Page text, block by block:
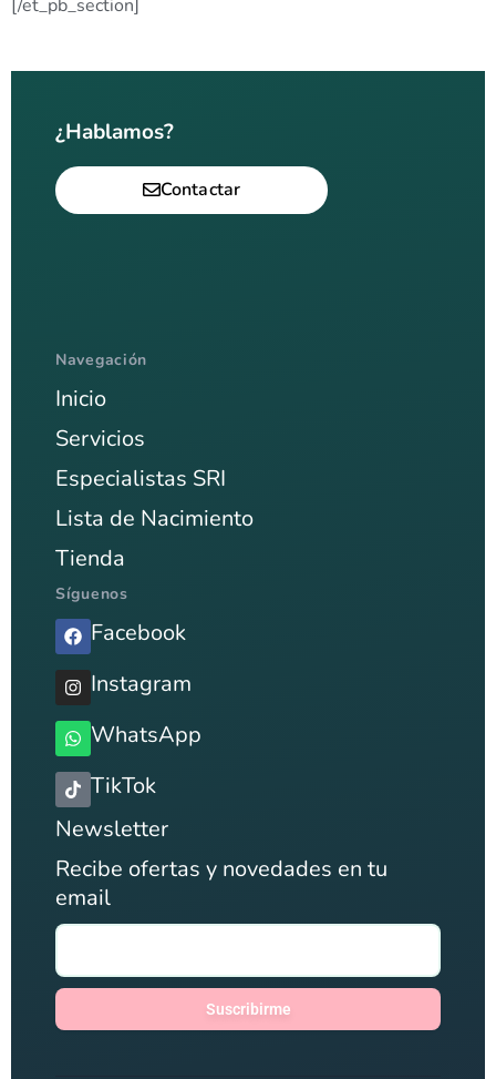
[/et_pb_section]
¿Hablamos?
Contactar
Navegación
Inicio
Servicios
Especialistas SRI
Lista de Nacimiento
Tienda
Síguenos
Facebook
Instagram
WhatsApp
TikTok
Newsletter
Recibe ofertas y novedades en tu
email
Suscribirme